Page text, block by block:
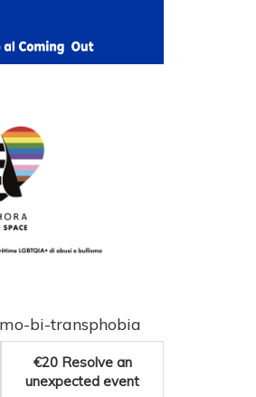
bi-transphobia
€20 Resolve an
unexpected event